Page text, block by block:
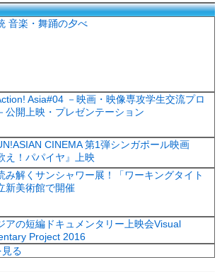
音楽・舞踊の夕べ
Asia#04 －映画・映像専攻学生交流プロ
公開上映・プレゼンテーション
CINEMA 第1弾シンガポール映画
え！パパイヤ』上映
み解くサンシャワー展！「ワーキングタイト
新美術館で開催
アの短編ドキュメンタリー上映会Visual
Project 2016
る